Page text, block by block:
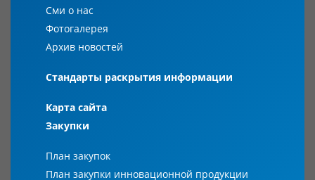
Сми о нас
Фотогалерея
Архив новостей
Стандарты раскрытия информации
Карта сайта
Закупки
План закупок
План закупки инновационной продукции